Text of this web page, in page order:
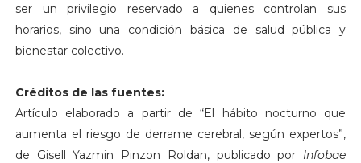
ser un privilegio reservado a quienes controlan sus
horarios, sino una condición básica de salud pública y
bienestar colectivo.
Créditos de las fuentes:
Artículo elaborado a partir de “El hábito nocturno que
aumenta el riesgo de derrame cerebral, según expertos”,
de Gisell Yazmin Pinzon Roldan, publicado por Infobae